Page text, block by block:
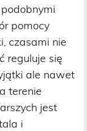
pomocy
czasami nie
reguluje się
ale nawet
terenie
jest
i